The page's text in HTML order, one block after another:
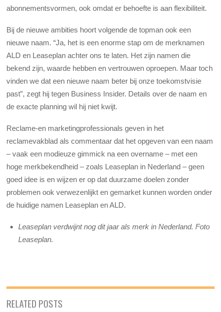
abonnementsvormen, ook omdat er behoefte is aan flexibiliteit.
Bij de nieuwe ambities hoort volgende de topman ook een
nieuwe naam. “Ja, het is een enorme stap om de merknamen
ALD en Leaseplan achter ons te laten. Het zijn namen die
bekend zijn, waarde hebben en vertrouwen oproepen. Maar toch
vinden we dat een nieuwe naam beter bij onze toekomstvisie
past”, zegt hij tegen Business Insider. Details over de naam en
de exacte planning wil hij niet kwijt.
Reclame-en marketingprofessionals geven in het
reclamevakblad als commentaar dat het opgeven van een naam
– vaak een modieuze gimmick na een overname – met een
hoge merkbekendheid – zoals Leaseplan in Nederland – geen
goed idee is en wijzen er op dat duurzame doelen zonder
problemen ook verwezenlijkt en gemarket kunnen worden onder
de huidige namen Leaseplan en ALD.
Leaseplan verdwijnt nog dit jaar als merk in Nederland. Foto
Leaseplan.
RELATED POSTS